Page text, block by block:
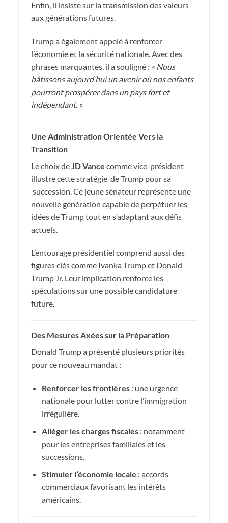
Enfin, il insiste sur la transmission des valeurs
aux générations futures.
Trump a également appelé à renforcer
l’économie et la sécurité nationale. Avec des
phrases marquantes, il a souligné : « Nous
bâtissons aujourd’hui un avenir où nos enfants
pourront prospérer dans un pays fort et
indépendant. »
Une Administration Orientée Vers la
Transition
Le choix de JD Vance comme vice-président
illustre cette stratégie de Trump pour sa
succession. Ce jeune sénateur représente une
nouvelle génération capable de perpétuer les
idées de Trump tout en s’adaptant aux défis
actuels.
L’entourage présidentiel comprend aussi des
figures clés comme Ivanka Trump et Donald
Trump Jr. Leur implication renforce les
spéculations sur une possible candidature
future.
Des Mesures Axées sur la Préparation
Donald Trump a présenté plusieurs priorités
pour ce nouveau mandat :
Renforcer les frontières : une urgence
nationale pour lutter contre l’immigration
irrégulière.
Alléger les charges fiscales : notamment
pour les entreprises familiales et les
successions.
Stimuler l’économie locale : accords
commerciaux favorisant les intérêts
américains.